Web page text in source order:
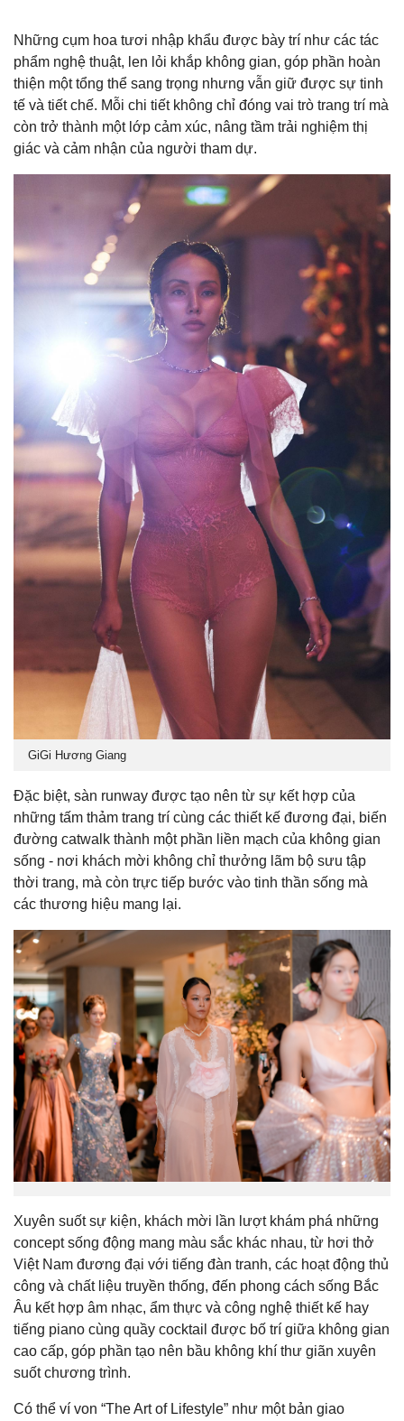
Những cụm hoa tươi nhập khẩu được bày trí như các tác
phẩm nghệ thuật, len lỏi khắp không gian, góp phần hoàn
thiện một tổng thể sang trọng nhưng vẫn giữ được sự tinh
tế và tiết chế. Mỗi chi tiết không chỉ đóng vai trò trang trí mà
còn trở thành một lớp cảm xúc, nâng tầm trải nghiệm thị
giác và cảm nhận của người tham dự.
GiGi Hương Giang
Đặc biệt, sàn runway được tạo nên từ sự kết hợp của
những tấm thảm trang trí cùng các thiết kế đương đại, biến
đường catwalk thành một phần liền mạch của không gian
sống - nơi khách mời không chỉ thưởng lãm bộ sưu tập
thời trang, mà còn trực tiếp bước vào tinh thần sống mà
các thương hiệu mang lại.
Xuyên suốt sự kiện, khách mời lần lượt khám phá những
concept sống động mang màu sắc khác nhau, từ hơi thở
Việt Nam đương đại với tiếng đàn tranh, các hoạt động thủ
công và chất liệu truyền thống, đến phong cách sống Bắc
Âu kết hợp âm nhạc, ẩm thực và công nghệ thiết kế hay
tiếng piano cùng quầy cocktail được bố trí giữa không gian
cao cấp, góp phần tạo nên bầu không khí thư giãn xuyên
suốt chương trình.
Có thể ví von “The Art of Lifestyle” như một bản giao